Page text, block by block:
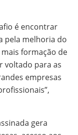
é encontrar
pela melhoria do
formação de
voltado para as
empresas
gera